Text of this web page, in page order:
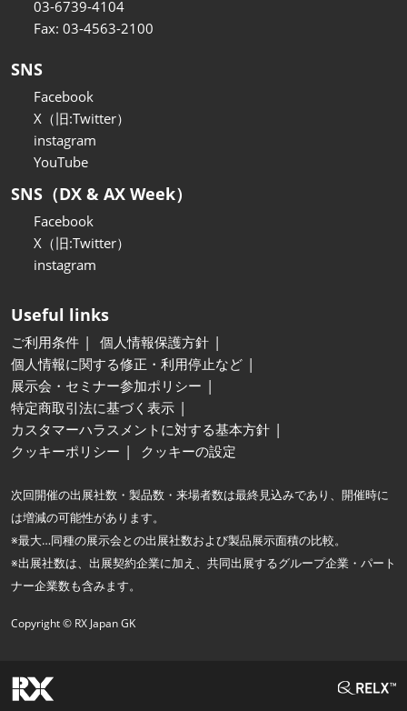
03-6739-4104
Fax: 03-4563-2100
SNS
Facebook
X（旧:Twitter）
instagram
YouTube
SNS（DX & AX Week）
Facebook
X（旧:Twitter）
instagram
Useful links
ご利用条件
個人情報保護方針
個人情報に関する修正・利用停止など
展示会・セミナー参加ポリシー
特定商取引法に基づく表示
カスタマーハラスメントに対する基本方針
クッキーポリシー
クッキーの設定
次回開催の出展社数・製品数・来場者数は最終見込みであり、開催時に
は増減の可能性があります。
※最大…同種の展示会との出展社数および製品展示面積の比較。
※出展社数は、出展契約企業に加え、共同出展するグループ企業・パート
ナー企業数も含みます。
Copyright © RX Japan GK